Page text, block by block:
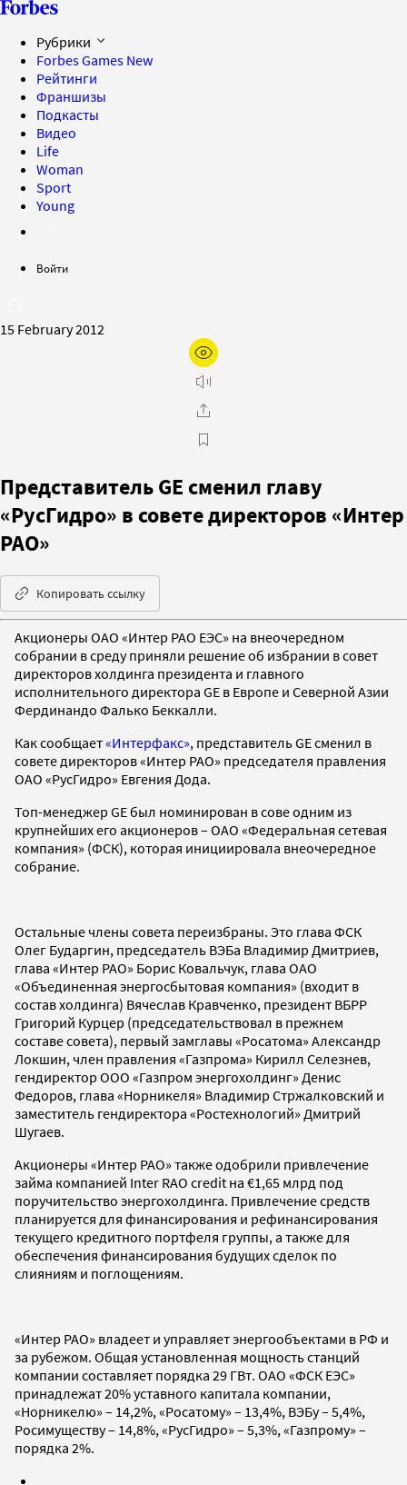
Рубрики
Forbes Games New
Рейтинги
Франшизы
Подкасты
Видео
Life
Woman
Sport
Young
Войти
15 February 2012
Представитель GE сменил главу
«РусГидро» в совете директоров «Интер
РАО»
Копировать ссылку
Акционеры ОАО «Интер РАО ЕЭС» на внеочередном
собрании в среду приняли решение об избрании в совет
директоров холдинга президента и главного
исполнительного директора GE в Европе и Северной Азии
Фердинандо Фалько Беккалли.
Как сообщает«Интерфакс», представитель GE сменил в
совете директоров «Интер РАО» председателя правления
ОАО «РусГидро» Евгения Дода.
Топ-менеджер GE был номинирован в сове одним из
крупнейших его акционеров – ОАО «Федеральная сетевая
компания» (ФСК), которая инициировала внеочередное
собрание.
Остальные члены совета переизбраны. Это глава ФСК
Олег Бударгин, председатель ВЭБа Владимир Дмитриев,
глава «Интер РАО» Борис Ковальчук, глава ОАО
«Объединенная энергосбытовая компания» (входит в
состав холдинга) Вячеслав Кравченко, президент ВБРР
Григорий Курцер (председательствовал в прежнем
составе совета), первый замглавы «Росатома» Александр
Локшин, член правления «Газпрома» Кирилл Селезнев,
гендиректор ООО «Газпром энергохолдинг» Денис
Федоров, глава «Норникеля» Владимир Стржалковский и
заместитель гендиректора «Ростехнологий» Дмитрий
Шугаев.
Акционеры «Интер РАО» также одобрили привлечение
займа компанией Inter RAO credit на €1,65 млрд под
поручительство энергохолдинга. Привлечение средств
планируется для финансирования и рефинансирования
текущего кредитного портфеля группы, а также для
обеспечения финансирования будущих сделок по
слияниям и поглощениям.
«Интер РАО» владеет и управляет энергообъектами в РФ и
за рубежом. Общая установленная мощность станций
компании составляет порядка 29 ГВт. ОАО «ФСК ЕЭС»
принадлежат 20% уставного капитала компании,
«Норникелю» – 14,2%, «Росатому» – 13,4%, ВЭБу – 5,4%,
Росимуществу – 14,8%, «РусГидро» – 5,3%, «Газпрому» –
порядка 2%.